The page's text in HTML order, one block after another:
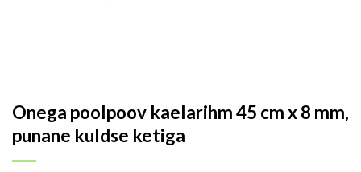
Onega poolpoov kaelarihm 45 cm x 8 mm,
punane kuldse ketiga